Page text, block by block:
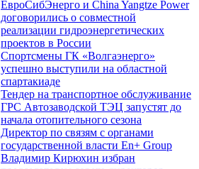
ЕвроСибЭнерго и China Yangtze Power
договорились о совместной
реализации гидроэнергетических
проектов в России
Спортсмены ГК «Волгаэнерго»
успешно выступили на областной
спартакиаде
Тендер на транспортное обслуживание
ГРС Автозаводской ТЭЦ запустят до
начала отопительного сезона
Директор по связям с органами
государственной власти En+ Group
Владимир Кирюхин избран